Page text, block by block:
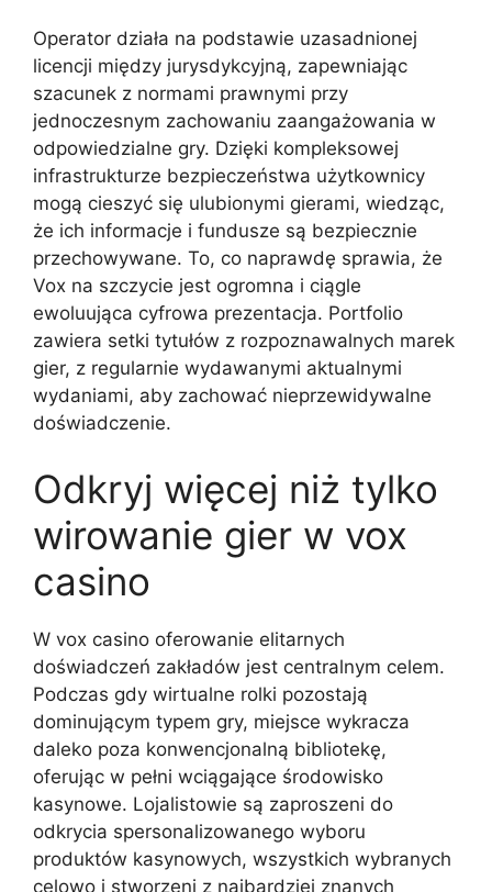
Operator działa na podstawie uzasadnionej
licencji między jurysdykcyjną, zapewniając
szacunek z normami prawnymi przy
jednoczesnym zachowaniu zaangażowania w
odpowiedzialne gry. Dzięki kompleksowej
infrastrukturze bezpieczeństwa użytkownicy
mogą cieszyć się ulubionymi gierami, wiedząc,
że ich informacje i fundusze są bezpiecznie
przechowywane. To, co naprawdę sprawia, że ​​
Vox na szczycie jest ogromna i ciągle
ewoluująca cyfrowa prezentacja. Portfolio
zawiera setki tytułów z rozpoznawalnych marek
gier, z regularnie wydawanymi aktualnymi
wydaniami, aby zachować nieprzewidywalne
doświadczenie.
Odkryj więcej niż tylko
wirowanie gier w vox
casino
W vox casino oferowanie elitarnych
doświadczeń zakładów jest centralnym celem.
Podczas gdy wirtualne rolki pozostają
dominującym typem gry, miejsce wykracza
daleko poza konwencjonalną bibliotekę,
oferując w pełni wciągające środowisko
kasynowe. Lojalistowie są zaproszeni do
odkrycia spersonalizowanego wyboru
produktów kasynowych, wszystkich wybranych
celowo i stworzeni z najbardziej znanych